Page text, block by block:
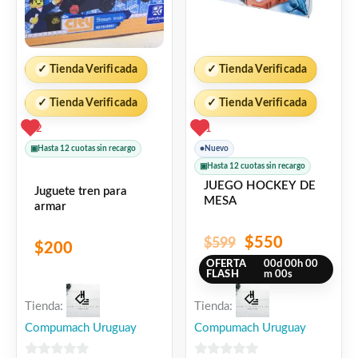
✓ Tienda Verificada
✓ Tienda Verificada
2
▣ Hasta 12 cuotas sin recargo
Juguete tren para
armar
$200
Tienda:
Compumach Uruguay
✓ Tienda Verificada
✓ Tienda Verificada
1
● Nuevo
▣ Hasta 12 cuotas sin recargo
JUEGO HOCKEY DE
MESA
$599 $550
OFERTA
FLASH
00d 00h 00
m 00s
Tienda:
Compumach Uruguay